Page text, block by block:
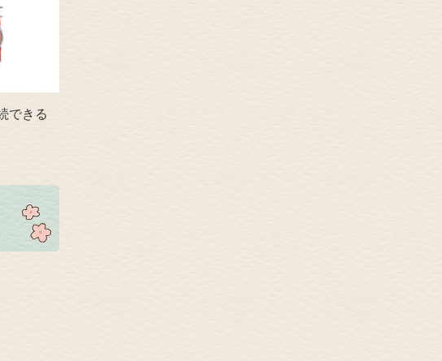
できる